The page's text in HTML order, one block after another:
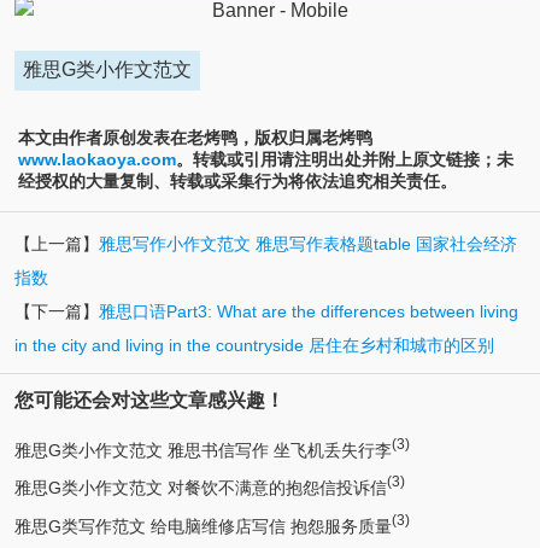
雅思G类小作文范文
本文由作者原创发表在老烤鸭，版权归属老烤鸭
www.laokaoya.com。转载或引用请注明出处并附上原文链接；未
经授权的大量复制、转载或采集行为将依法追究相关责任。
【上一篇】 雅思写作小作文范文 雅思写作表格题table 国家社会经济
指数
【下一篇】 雅思口语Part3: What are the differences between living
in the city and living in the countryside 居住在乡村和城市的区别
您可能还会对这些文章感兴趣！
雅思G类小作文范文 雅思书信写作 坐飞机丢失行李(3)
雅思G类小作文范文 对餐饮不满意的抱怨信投诉信(3)
雅思G类写作范文 给电脑维修店写信 抱怨服务质量(3)